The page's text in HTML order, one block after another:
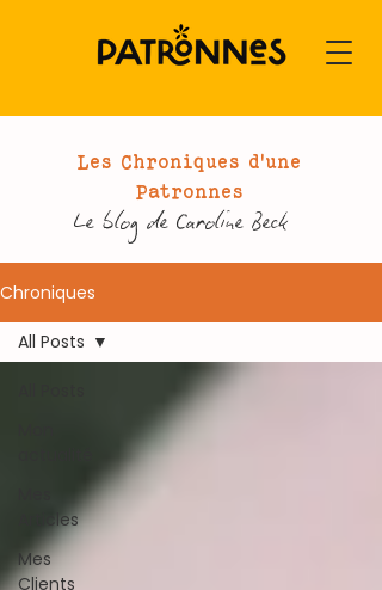
Les Chroniques d'une
Patronnes
Le blog de Caroline Beck
Chroniques
Articles
Mes
Clients
All Posts